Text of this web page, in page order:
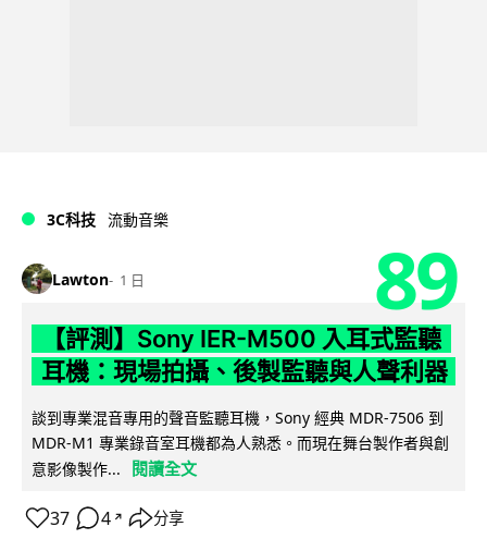
3C科技 流動音樂
Lawton 1 日 89
【評測】Sony IER-M500 入耳式監聽
耳機：現場拍攝、後製監聽與人聲利器
談到專業混音專用的聲音監聽耳機，Sony 經典 MDR-7506 到
MDR-M1 專業錄音室耳機都為人熟悉。而現在舞台製作者與創
意影像製作...
閱讀全文
37 4 ↗ 分享